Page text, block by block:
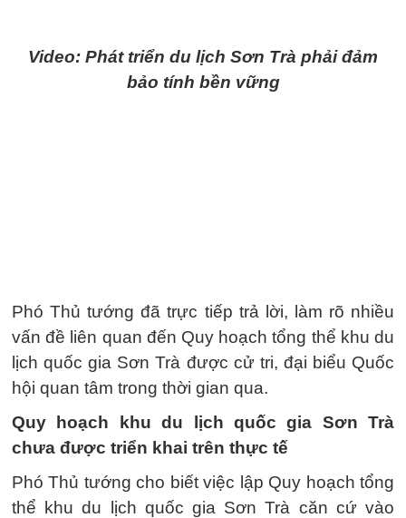
Video: Phát triển du lịch Sơn Trà phải đảm
bảo tính bền vững
Phó Thủ tướng đã trực tiếp trả lời, làm rõ nhiều
vấn đề liên quan đến Quy hoạch tổng thể khu du
lịch quốc gia Sơn Trà được cử tri, đại biểu Quốc
hội quan tâm trong thời gian qua.
Quy hoạch khu du lịch quốc gia Sơn Trà
chưa được triển khai trên thực tế
Phó Thủ tướng cho biết việc lập Quy hoạch tổng
thể khu du lịch quốc gia Sơn Trà căn cứ vào